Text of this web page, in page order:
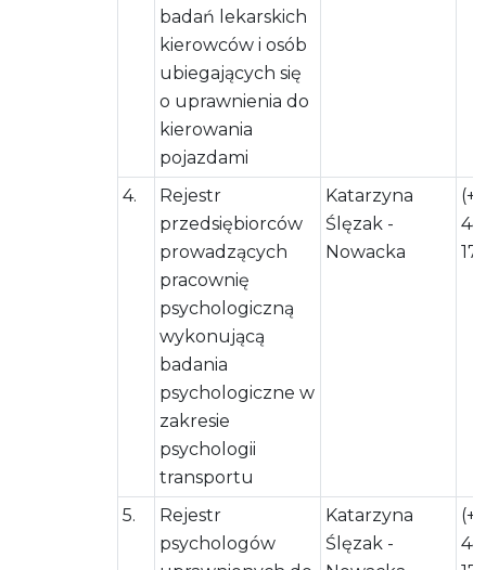
badań lekarskich
kierowców i osób
ubiegających się
o uprawnienia do
kierowania
pojazdami
4.
Rejestr
przedsiębiorców
prowadzących
pracownię
psychologiczną
wykonującą
badania
psychologiczne w
zakresie
psychologii
transportu
Katarzyna
Ślęzak -
Nowacka
5.
Rejestr
psychologów
Katarzyna
Ślęzak -